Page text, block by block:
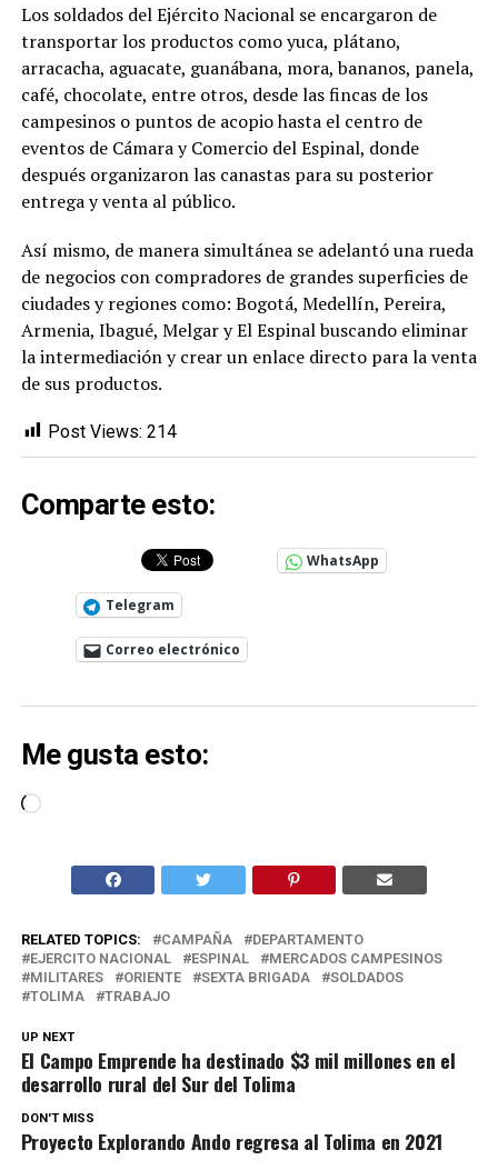
Los soldados del Ejército Nacional se encargaron de
transportar los productos como yuca, plátano,
arracacha, aguacate, guanábana, mora, bananos, panela,
café, chocolate, entre otros, desde las fincas de los
campesinos o puntos de acopio hasta el centro de
eventos de Cámara y Comercio del Espinal, donde
después organizaron las canastas para su posterior
entrega y venta al público.
Así mismo, de manera simultánea se adelantó una rueda
de negocios con compradores de grandes superficies de
ciudades y regiones como: Bogotá, Medellín, Pereira,
Armenia, Ibagué, Melgar y El Espinal buscando eliminar
la intermediación y crear un enlace directo para la venta
de sus productos.
Post Views: 214
Comparte esto:
WhatsApp
Telegram
Correo electrónico
Me gusta esto:
Cargando...
RELATED TOPICS: CAMPAÑA
DEPARTAMENTO
EJERCITO NACIONAL
ESPINAL
MERCADOS CAMPESINOS
MILITARES
ORIENTE SEXTA BRIGADA
SOLDADOS
TOLIMA
TRABAJO
UP NEXT
El Campo Emprende ha destinado $3 mil millones en el
desarrollo rural del Sur del Tolima
DON'T MISS
Proyecto Explorando Ando regresa al Tolima en 2021